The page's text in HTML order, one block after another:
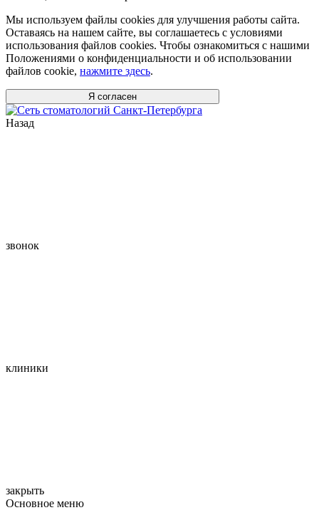
Мы используем файлы cookies для улучшения работы сайта.
Оставаясь на нашем сайте, вы соглашаетесь с условиями
использования файлов cookies. Чтобы ознакомиться с нашими
Положениями о конфиденциальности и об использовании
файлов cookie, нажмите здесь.
Я согласен
Назад
звонок
клиники
закрыть
Основное меню